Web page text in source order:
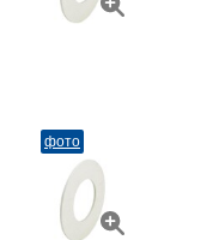
фото